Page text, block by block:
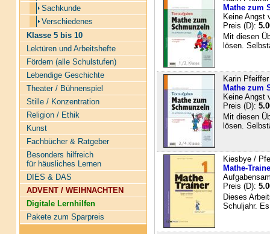
Sachkunde
Verschiedenes
Klasse 5 bis 10
Lektüren und Arbeitshefte
Fördern (alle Schulstufen)
Lebendige Geschichte
Theater / Bühnenspiel
Stille / Konzentration
Religion / Ethik
Kunst
Fachbücher & Ratgeber
Besonders hilfreich
für häusliches Lernen
DIES & DAS
ADVENT / WEIHNACHTEN
Digitale Lernhilfen
Pakete zum Sparpreis
Mathe zum
Keine Angst
Preis (D):
Mit diesen
lösen.
Karin
Mathe zum
Keine Angst
Preis (D):
Mit diesen
lösen.
Kiesbye /
Mathe-
Preis (D):
Dieses
Schuljahr.